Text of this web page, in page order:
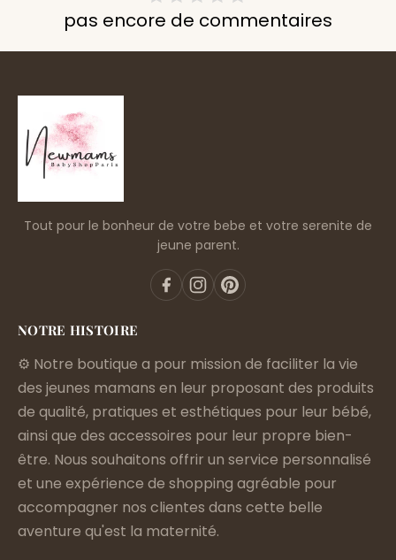
pas encore de commentaires
Tout pour le bonheur de votre bebe et votre serenite de
jeune parent.
NOTRE HISTOIRE
⚙️ Notre boutique a pour mission de faciliter la vie
des jeunes mamans en leur proposant des produits
de qualité, pratiques et esthétiques pour leur bébé,
ainsi que des accessoires pour leur propre bien-
être. Nous souhaitons offrir un service personnalisé
et une expérience de shopping agréable pour
accompagner nos clientes dans cette belle
aventure qu'est la maternité.